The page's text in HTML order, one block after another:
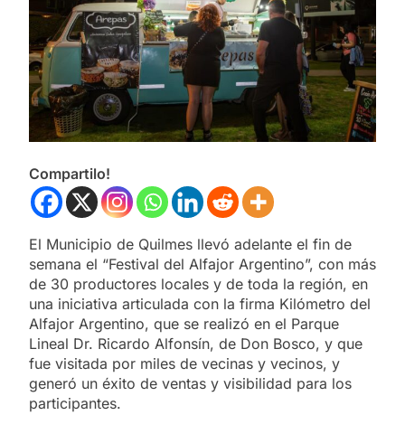
Compartilo!
El Municipio de Quilmes llevó adelante el fin de
semana el “Festival del Alfajor Argentino”, con más
de 30 productores locales y de toda la región, en
una iniciativa articulada con la firma Kilómetro del
Alfajor Argentino, que se realizó en el Parque
Lineal Dr. Ricardo Alfonsín, de Don Bosco, y que
fue visitada por miles de vecinas y vecinos, y
generó un éxito de ventas y visibilidad para los
participantes.